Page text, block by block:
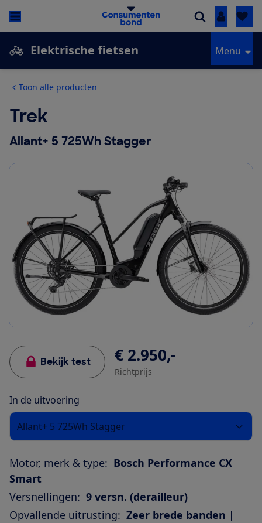
Inloggen
Elektrische fietsen Menu
Toon alle producten
Trek
Allant+ 5 725Wh Stagger
Bekijk test € 2.950,-
Richtprijs
In de uitvoering
Allant+ 5 725Wh Stagger
Motor, merk & type: Bosch Performance CX
Smart
Versnellingen: 9 versn. (derailleur)
Opvallende uitrusting: Zeer brede banden |